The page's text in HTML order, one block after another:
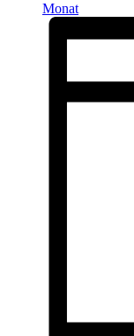
Monat